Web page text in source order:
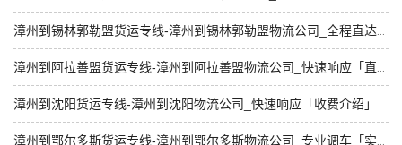
漳州到沈阳货运专线-漳州到沈阳物流公司_快速响应「收费介绍」